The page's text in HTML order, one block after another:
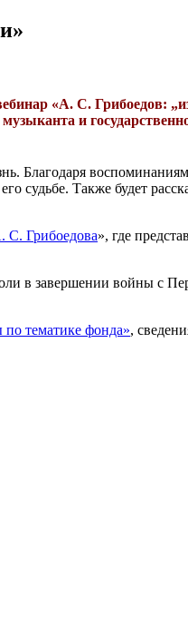
«А. С. Грибоедов:
и
Благодаря
Также будет
С. Грибоедова», где
в завершении войны с
тематике фонда»,